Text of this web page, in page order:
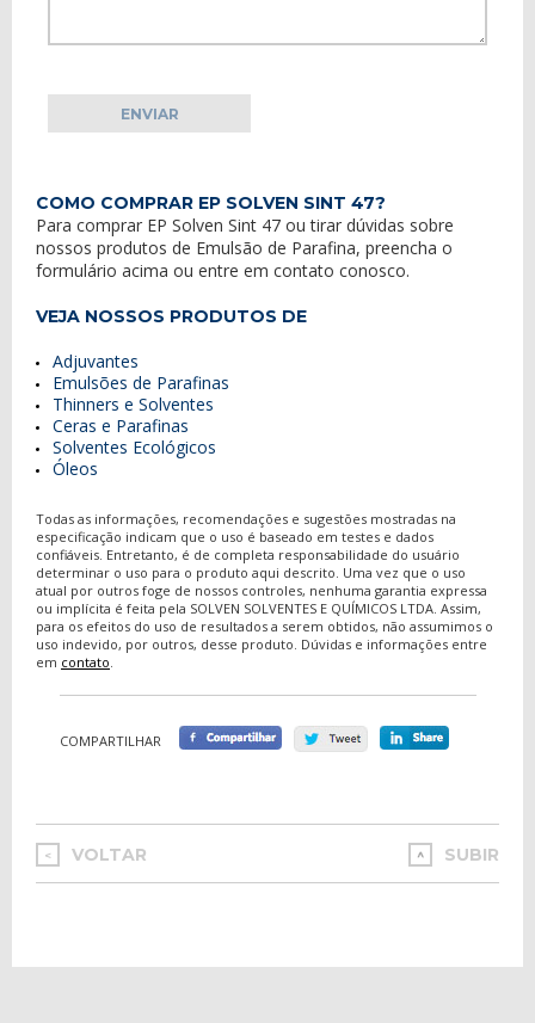
COMO COMPRAR EP SOLVEN SINT 47?
Para comprar EP Solven Sint 47 ou tirar dúvidas sobre
nossos produtos de Emulsão de Parafina, preencha o
formulário acima ou entre em contato conosco.
VEJA NOSSOS PRODUTOS DE
Adjuvantes
Emulsões de Parafinas
Thinners e Solventes
Ceras e Parafinas
Solventes Ecológicos
Óleos
Todas as informações, recomendações e sugestões mostradas na
especificação indicam que o uso é baseado em testes e dados
confiáveis. Entretanto, é de completa responsabilidade do usuário
determinar o uso para o produto aqui descrito. Uma vez que o uso
atual por outros foge de nossos controles, nenhuma garantia expressa
ou implícita é feita pela SOLVEN SOLVENTES E QUÍMICOS LTDA. Assim,
para os efeitos do uso de resultados a serem obtidos, não assumimos o
uso indevido, por outros, desse produto. Dúvidas e informações entre
em contato.
COMPARTILHAR
< VOLTAR SUBIR